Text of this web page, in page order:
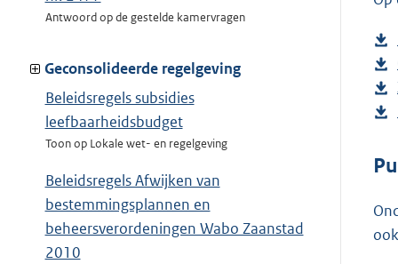
Antwoord op de gestelde kamervragen
Geconsolideerde regelgeving
Beleidsregels subsidies
leefbaarheidsbudget
Toon op Lokale wet- en regelgeving
Beleidsregels Afwijken van
bestemmingsplannen en
beheersverordeningen Wabo Zaanstad
2010